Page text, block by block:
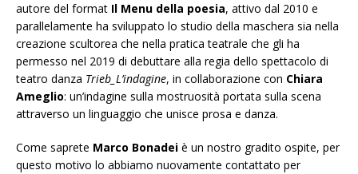
autore del format Il Menu della poesia, attivo dal 2010 e
parallelamente ha sviluppato lo studio della maschera sia nella
creazione scultorea che nella pratica teatrale che gli ha
permesso nel 2019 di debuttare alla regia dello spettacolo di
teatro danza Trieb_L’indagine, in collaborazione con Chiara
Ameglio: un’indagine sulla mostruosità portata sulla scena
attraverso un linguaggio che unisce prosa e danza.
Come saprete Marco Bonadei è un nostro gradito ospite, per
questo motivo lo abbiamo nuovamente contattato per